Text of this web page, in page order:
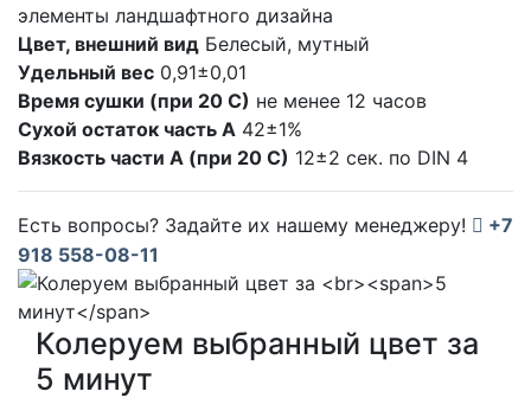
элементы ландшафтного дизайна
Цвет, внешний вид Белесый, мутный
Удельный вес 0,91±0,01
Время сушки (при 20 С) не менее 12 часов
Сухой остаток часть А 42±1%
Вязкость части А (при 20 С) 12±2 сек. по DIN 4
Есть вопросы? Задайте их нашему менеджеру!
+7
918 558-08-11
Колеруем выбранный цвет за
5 минут